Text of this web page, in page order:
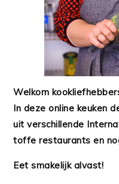
Welkom
In deze online keuken
uit verschillende
toffe restaurants en
Eet smakelijk alvast!